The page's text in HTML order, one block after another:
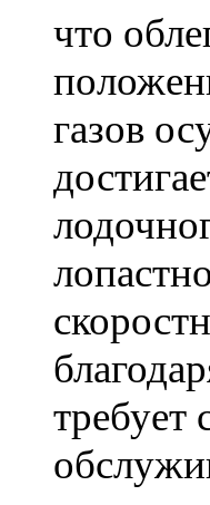
что
газов
требует